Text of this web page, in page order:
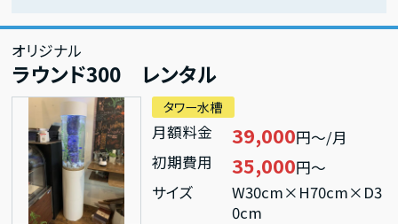
オリジナル
ラウンド300 レンタル
タワー水槽
月額料金 39,000円～/月
初期費用
35,000円～
サイズ
W30cm×H70cm×D3
0cm